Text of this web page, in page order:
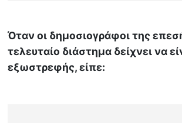
Όταν οι δημοσιογράφοι της
τελευταίο διάστημα δείχνει να
εξωστρεφής, είπε: